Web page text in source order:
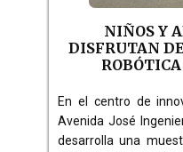
NIÑOS Y
DISFRUTAN
En el centro de
Avenida José
desarrolla una